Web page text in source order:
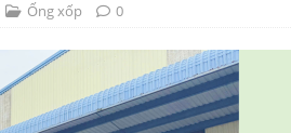
Ống xốp 0